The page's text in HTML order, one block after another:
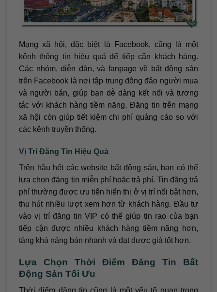
Mạng xã hội, đặc biệt là Facebook, cũng là một
kênh thông tin hiệu quả để tiếp cận khách hàng.
Các nhóm, diễn đàn, và fanpage về bất động sản
trên Facebook là nơi tập trung đông đảo người mua
và người bán, giúp bạn dễ dàng kết nối và tương
tác với khách hàng tiềm năng. Đăng tin trên mạng
xã hội còn giúp tiết kiệm chi phí quảng cáo so với
các kênh truyền thống.
Vị Trí Đăng Tin Hiệu Quả
Trên hầu hết các website bất động sản, bạn có thể
lựa chọn đăng tin miễn phí hoặc trả phí. Tin đăng trả
phí thường được ưu tiên hiển thị ở vị trí nổi bật hơn,
thu hút nhiều lượt xem hơn từ khách hàng. Đầu tư
vào vị trí đăng tin VIP có thể giúp tin rao của bạn
tiếp cận được nhiều khách hàng tiềm năng hơn,
tăng khả năng bán nhanh và đạt được giá tốt hơn.
Lựa Chọn Thời Điểm Đăng Tin Bất
Động Sản Tối Ưu